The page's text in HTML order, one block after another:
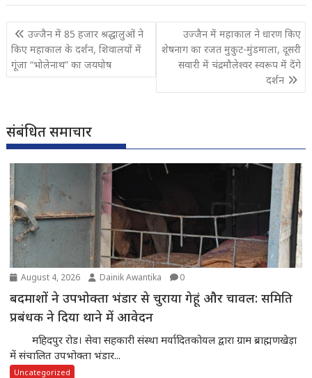
Post
navigation
उज्जैन में 85 हजार श्रद्धालुओं ने
किए महाकाल के दर्शन, शिवालयों में
गूंजा “भोलेनाथ” का जयघोष
उज्जैन में महाकाल ने धारण किए
शेषनाग का रजत मुकुट-मुंडमाला, दूसरी
सवारी में चंद्रमौलेश्वर स्वरूप में देंगे
दर्शन
संबंधित समाचार
August 4, 2026 Dainik Awantika 0
बदमाशों ने उपभोक्ता भंडार से चुराया गेहूं और चावल: समिति
प्रबंधक ने दिया थाने में आवेदन
महिदपुर रोड। सेवा सहकारी संस्था मर्यादितकोयल द्वारा ग्राम ब्राह्मणखेड़ा
में संचालित उपभोक्ता भंडार...
Uncategorized